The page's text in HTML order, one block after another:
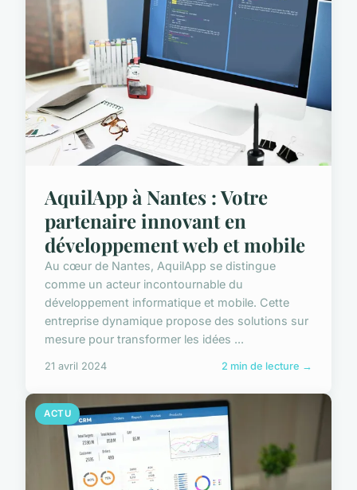
AquilApp à Nantes : Votre
partenaire innovant en
développement web et mobile
Au cœur de Nantes, AquilApp se distingue
comme un acteur incontournable du
développement informatique et mobile. Cette
entreprise dynamique propose des solutions sur
mesure pour transformer les idées ...
21 avril 2024 2 min de lecture →
ACTU